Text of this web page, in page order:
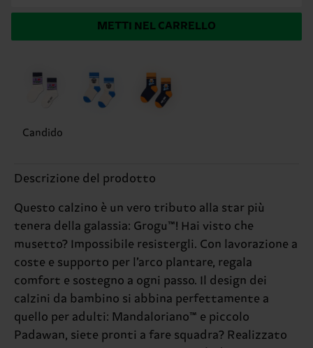
METTI NEL CARRELLO
Candido
Descrizione del prodotto
Questo calzino è un vero tributo alla star più
tenera della galassia: Grogu™! Hai visto che
musetto? Impossibile resistergli. Con lavorazione a
coste e supporto per l’arco plantare, regala
comfort e sostegno a ogni passo. Il design dei
calzini da bambino si abbina perfettamente a
quello per adulti: Mandaloriano™ e piccolo
Padawan, siete pronti a fare squadra? Realizzato